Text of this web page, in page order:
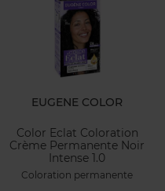
EUGENE COLOR
Color Eclat Coloration
Crème Permanente Noir
Intense 1.0
Coloration permanente